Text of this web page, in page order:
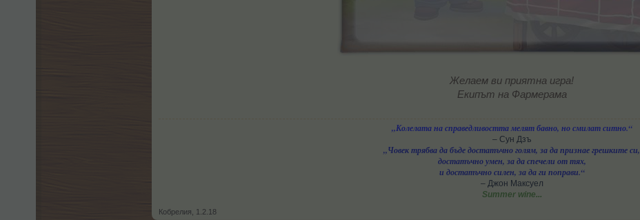
Желаем ви приятна игра!
Екипът на Фармерама
„Колелата на справедливостта мелят бавно, но смилат ситно.“
– Сун Дзъ
„Човек трябва да бъде достатъчно голям, за да признае грешките си,
достатъчно умен, за да спечели от тях,
и достатъчно силен, за да ги поправи.“
– Джон Максуел
Summer wine...
Кобрелия 1.2.18